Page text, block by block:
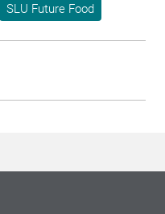
SLU Future Food